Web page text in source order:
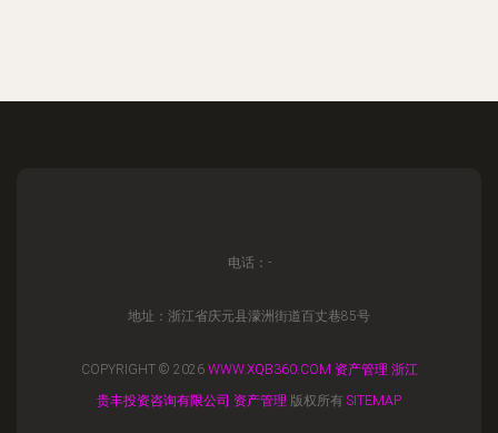
电话：-
地址：浙江省庆元县濛洲街道百丈巷85号
COPYRIGHT © 2026 WWW.XQB360.COM 资产管理 浙江
贵丰投资咨询有限公司 资产管理 版权所有 SITEMAP